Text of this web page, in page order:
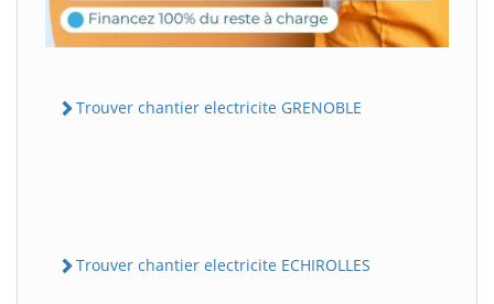
Trouver chantier electricite GRENOBLE
Trouver chantier electricite ECHIROLLES